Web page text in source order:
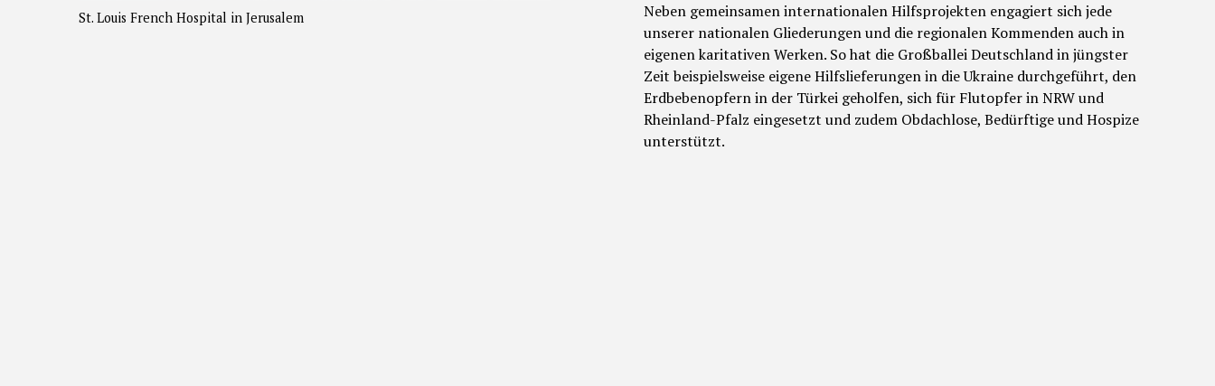
St. Louis French Hospital in Jerusalem
Neben gemeinsamen internationalen Hilfsprojekten engagiert sich jede
unserer nationalen Gliederungen und die regionalen Kommenden auch in
eigenen karitativen Werken. So hat die Großballei Deutschland in jüngster
Zeit beispielsweise eigene Hilfslieferungen in die Ukraine durchgeführt, den
Erdbebenopfern in der Türkei geholfen, sich für Flutopfer in NRW und
Rheinland-Pfalz eingesetzt und zudem Obdachlose, Bedürftige und Hospize
unterstützt.